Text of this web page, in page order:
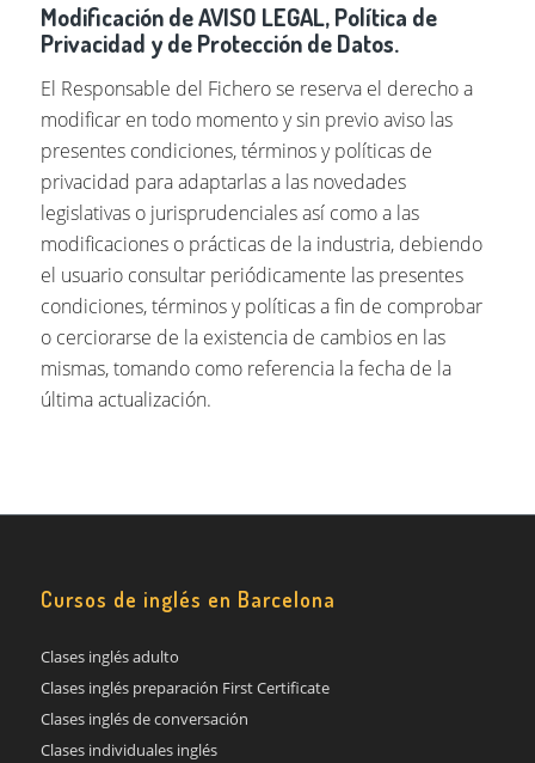
Modificación de AVISO LEGAL, Política de
Privacidad y de Protección de Datos.
El Responsable del Fichero se reserva el derecho a
modificar en todo momento y sin previo aviso las
presentes condiciones, términos y políticas de
privacidad para adaptarlas a las novedades
legislativas o jurisprudenciales así como a las
modificaciones o prácticas de la industria, debiendo
el usuario consultar periódicamente las presentes
condiciones, términos y políticas a fin de comprobar
o cerciorarse de la existencia de cambios en las
mismas, tomando como referencia la fecha de la
última actualización.
Cursos de inglés en Barcelona
Clases inglés adulto
Clases inglés preparación First Certificate
Clases inglés de conversación
Clases individuales inglés